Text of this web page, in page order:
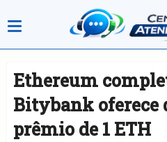
Ethereum
Bitybank oferece
prêmio de 1 ETH